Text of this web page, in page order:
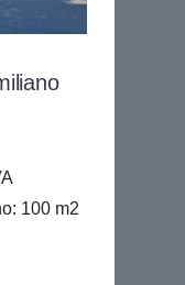
100 m2